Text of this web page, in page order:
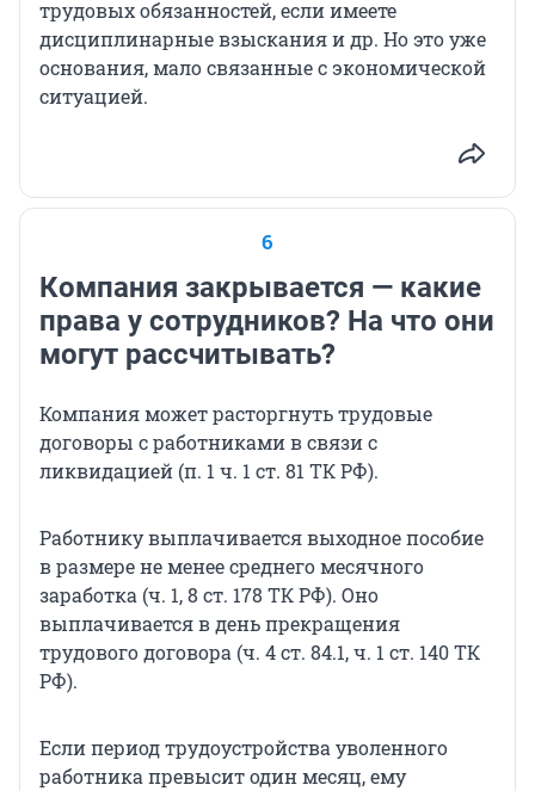
трудовых обязанностей, если имеете
дисциплинарные взыскания и др. Но это уже
основания, мало связанные с экономической
ситуацией.
6
Компания закрывается — какие
права у сотрудников? На что они
могут рассчитывать?
Компания может расторгнуть трудовые
договоры с работниками в связи с
ликвидацией (п. 1 ч. 1 ст. 81 ТК РФ).
Работнику выплачивается выходное пособие
в размере не менее среднего месячного
заработка (ч. 1, 8 ст. 178 ТК РФ). Оно
выплачивается в день прекращения
трудового договора (ч. 4 ст. 84.1, ч. 1 ст. 140 ТК
РФ).
Если период трудоустройства уволенного
работника превысит один месяц, ему